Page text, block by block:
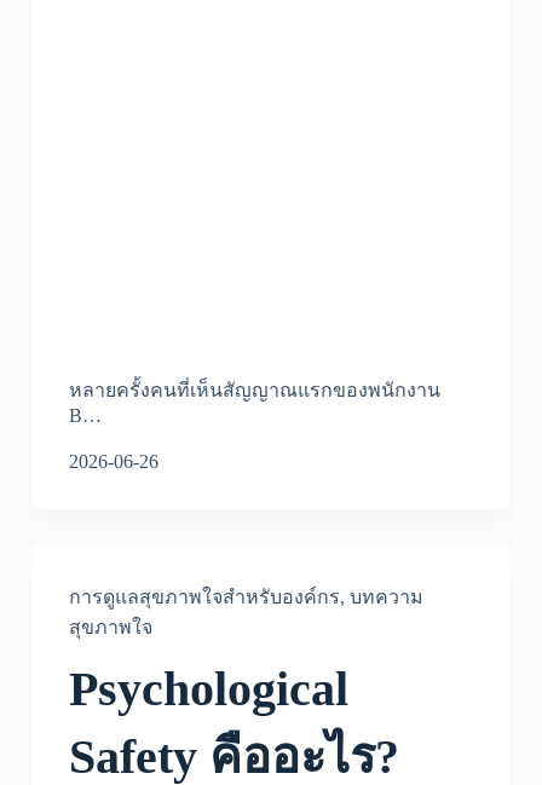
หลายครั้งคนที่เห็นสัญญาณแรกของพนักงาน
B…
2026-06-26
การดูแลสุขภาพใจสำหรับองค์กร, บทความ
สุขภาพใจ
Psychological
Safety คืออะไร?